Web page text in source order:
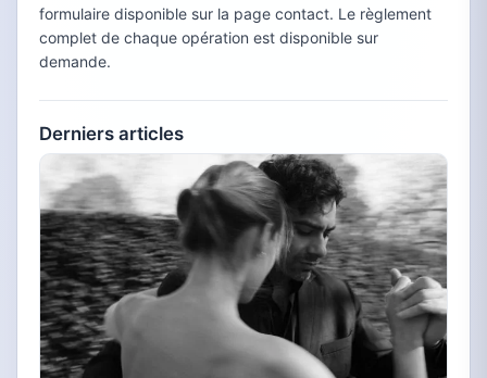
formulaire disponible sur la page contact. Le règlement
complet de chaque opération est disponible sur
demande.
Derniers articles